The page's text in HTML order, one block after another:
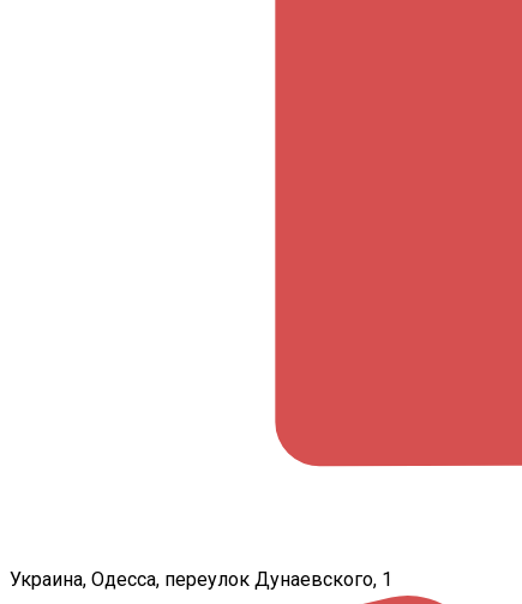
Украина, Одесса, переулок Дунаевского, 1